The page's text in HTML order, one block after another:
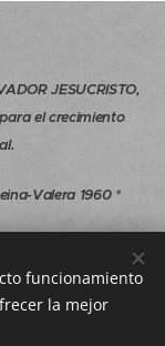
JESUCRISTO,
el crecimiento
Valera 1960 *
funcionamiento
la mejor